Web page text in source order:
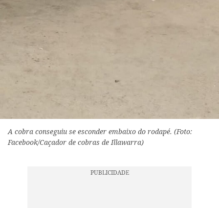
A cobra conseguiu se esconder embaixo do rodapé. (Foto:
Facebook/Caçador de cobras de Illawarra)